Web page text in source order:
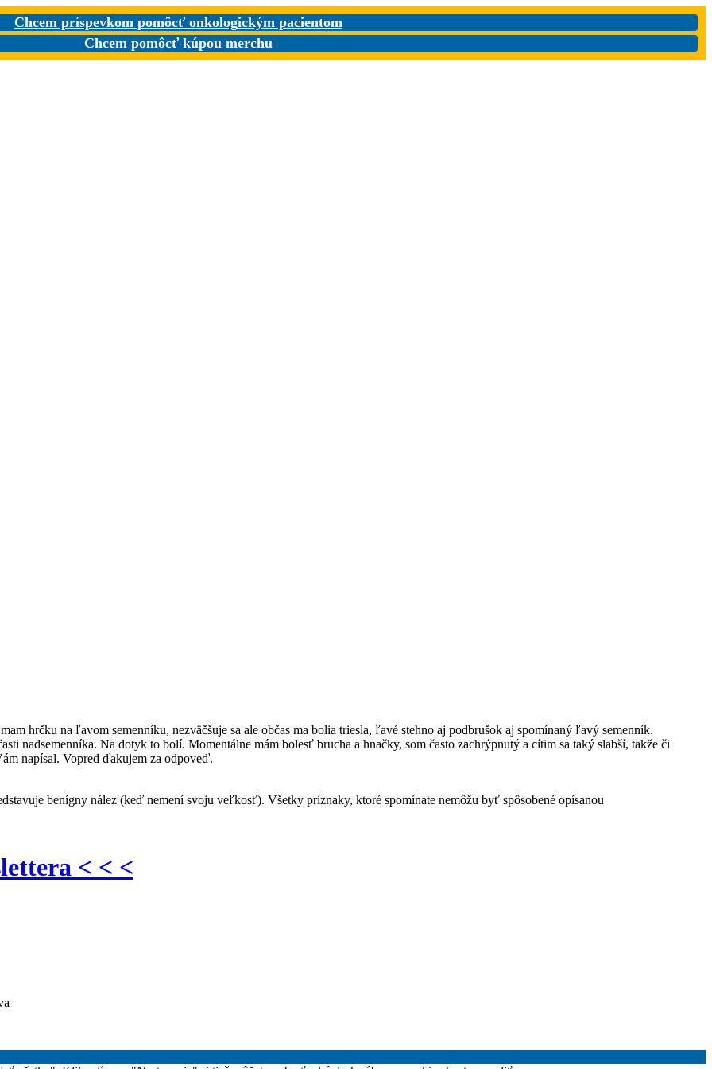
Chcem príspevkom pomôcť onkologickým pacientom
Chcem pomôcť kúpou merchu
hrčku na ľavom semenníku, nezväčšuje sa ale občas ma bolia triesla, ľavé stehno aj podbrušok aj spomínaný ľavý semenník.
nadsemenníka. Na dotyk to bolí. Momentálne mám bolesť brucha a hnačky, som často zachrýpnutý a cítim sa taký slabší, takže či
napísal. Vopred ďakujem za odpoveď.
benígny nález (keď nemení svoju veľkosť). Všetky príznaky, ktoré spomínate nemôžu byť spôsobené opísanou
< < <